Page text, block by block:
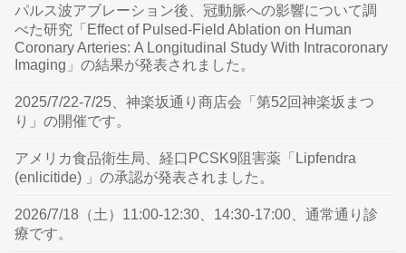
パルス波アブレーション後、冠動脈への影響について調
べた研究「Effect of Pulsed-Field Ablation on Human
Coronary Arteries: A Longitudinal Study With Intracoronary
Imaging」の結果が発表されました。
2025/7/22-7/25、神楽坂通り商店会「第52回神楽坂まつ
り」の開催です。
アメリカ食品衛生局、経口PCSK9阻害薬「Lipfendra
(enlicitide) 」の承認が発表されました。
2026/7/18（土）11:00-12:30、14:30-17:00、通常通り診
療です。